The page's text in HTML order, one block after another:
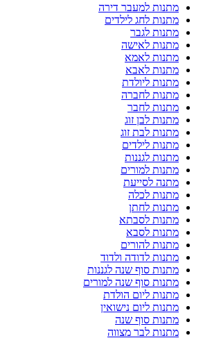
מתנות למעבר דירה
מתנות לחג לילדים
מתנות לגבר
מתנות לאישה
מתנות לאמא
מתנות לאבא
מתנות ליולדת
מתנות לחברה
מתנות לחבר
מתנות לבן זוג
מתנות לבת זוג
מתנות לילדים
מתנות לגננות
מתנות למורים
מתנה לסייעת
מתנות לכלה
מתנות לחתן
מתנות לסבתא
מתנות לסבא
מתנות להורים
מתנות לדודה ולדוד
מתנות סוף שנה לגננות
מתנות סוף שנה למורים
מתנות ליום הולדת
מתנות ליום נישואין
מתנות סוף שנה
מתנות לבר מצווה